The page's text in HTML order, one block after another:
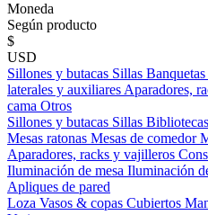
Moneda
Según producto
$
USD
Sillones y butacas Sillas
laterales y auxiliares Aparadores,
cama Otros
Sillones y butacas Sillas
Mesas ratonas Mesas de comedor
Aparadores, racks y vajilleros
Iluminación de mesa Iluminación
Apliques de pared
Loza Vasos & copas Cubiertos